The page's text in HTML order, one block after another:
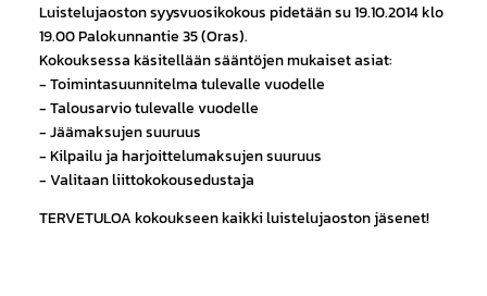
Luistelujaoston syysvuosikokous pidetään su 19.10.2014 klo
19.00 Palokunnantie 35 (Oras).
Kokouksessa käsitellään sääntöjen mukaiset asiat:
- Toimintasuunnitelma tulevalle vuodelle
- Talousarvio tulevalle vuodelle
- Jäämaksujen suuruus
- Kilpailu ja harjoittelumaksujen suuruus
- Valitaan liittokokousedustaja
TERVETULOA kokoukseen kaikki luistelujaoston jäsenet!